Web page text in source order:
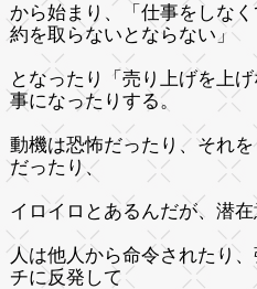
から始まり、「仕事をしな
約を取らないとならない」
となったり「売り上げを上
事になったりする。
動機は恐怖だったり、それ
だったり、
イロイロとあるんだが、潜
人は他人から命令されたり
チに反発して